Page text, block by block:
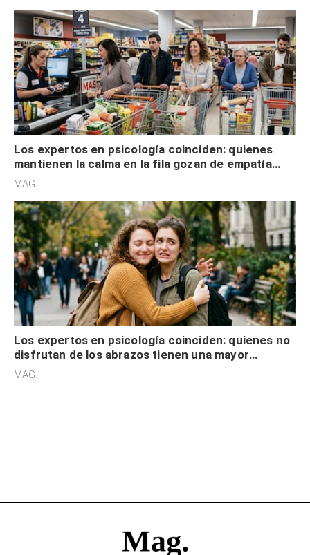
Los expertos en psicología coinciden: quienes
mantienen la calma en la fila gozan de empatía
cognitiva, gratitud y no solo tienen autocontrol
MAG.
Los expertos en psicología coinciden: quienes no
disfrutan de los abrazos tienen una mayor
sensibilidad a los estímulos físicos y no es por
MAG.